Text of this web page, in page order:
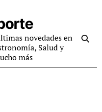
novedades en
Salud y
más